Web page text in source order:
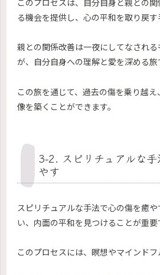
このプロセスは、自分自身と親との
る機会を提供し、心の平和を取り戻す
親との関係改善は一夜にしてなされ
が、自分自身への理解と愛を深める旅
この旅を通じて、過去の傷を乗り越
像を築くことができます。
3-2. スピリチュアルな
やす
スピリチュアルな手法で心の傷を癒
い、内面の平和を見つけることが重要
このプロセスには、瞑想やマインドフ